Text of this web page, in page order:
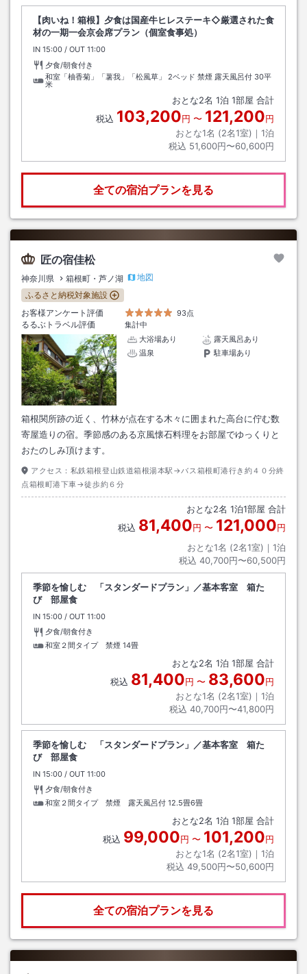
【肉いね！箱根】夕食は国産牛ヒレステーキ◇厳選された食
材の一期一会京会席プラン（個室食事処）
IN チェックイン
15:00 / OUT チェックアウト
11:00
夕食/朝食付き
和室「柚香菊」「薯我」「松風草」 2ベッド 禁煙 露天風呂付 30平
米
おとな2名 1泊 1部屋 合計
税込 103,200円 〜 121,200円
おとな1名 (2名1室)｜ 1泊
税込 51,600円〜60,600円
全ての宿泊プランを見る
匠の宿佳松
神奈川県 箱根町・芦ノ湖
地図
ふるさと納税対象施設
お客様アンケート評価
93点
るるぶトラベル評価
集計中
大浴場あり
露天風呂あり
温泉
駐車場あり
箱根関所跡の近く、竹林が点在する木々に囲まれた高台に佇む数
寄屋造りの宿。季節感のある京風懐石料理をお部屋でゆっくりと
おたのしみ頂けます。
アクセス： 私鉄箱根登山鉄道箱根湯本駅→バス箱根町港行き約４０分終
点箱根町港下車→徒歩約６分
おとな2名 1泊1部屋 合計
税込 81,400円 〜 121,000円
おとな1名 (2名1室)｜ 1泊
税込 40,700円〜60,500円
季節を愉しむ 「スタンダードプラン」／基本客室 箱た
び 部屋食
IN チェックイン
15:00 / OUT チェックアウト
11:00
夕食/朝食付き
和室２間タイプ 禁煙 14畳
おとな2名 1泊 1部屋 合計
税込 81,400円 〜 83,600円
おとな1名 (2名1室)｜ 1泊
税込 40,700円〜41,800円
季節を愉しむ 「スタンダードプラン」／基本客室 箱た
び 部屋食
IN チェックイン
15:00 / OUT チェックアウト
11:00
夕食/朝食付き
和室２間タイプ 禁煙 露天風呂付 12.5畳6畳
おとな2名 1泊 1部屋 合計
税込 99,000円 〜 101,200円
おとな1名 (2名1室)｜ 1泊
税込 49,500円〜50,600円
全ての宿泊プランを見る